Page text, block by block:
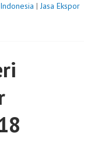
|Jasa Ekspor